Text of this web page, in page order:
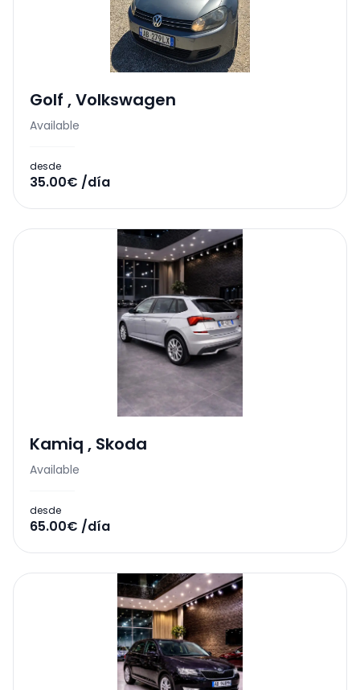
Golf ,Volkswagen
Available
desde
35.00€ /día
Kamiq , Skoda
Available
desde
65.00€ /día